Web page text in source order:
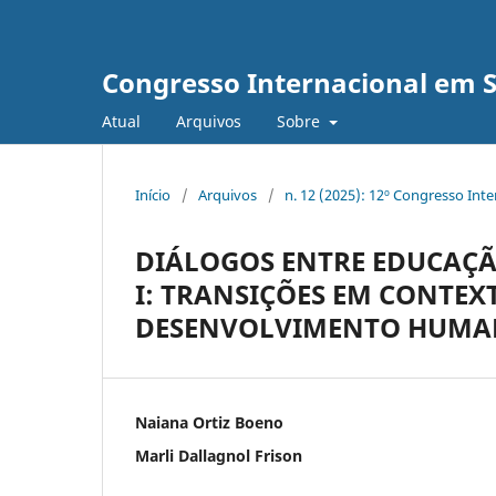
Congresso Internacional em
Atual Arquivos Sobre
Início / Arquivos / n. 12 (2025): 12º Congresso
DIÁLOGOS ENTRE
I: TRANSIÇÕES EM
DESENVOLVIMENTO
Naiana Ortiz Boeno
Marli Dallagnol Frison